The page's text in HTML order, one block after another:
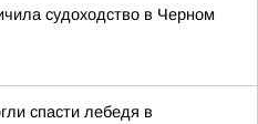
судоходство в Черном
спасти лебедя в